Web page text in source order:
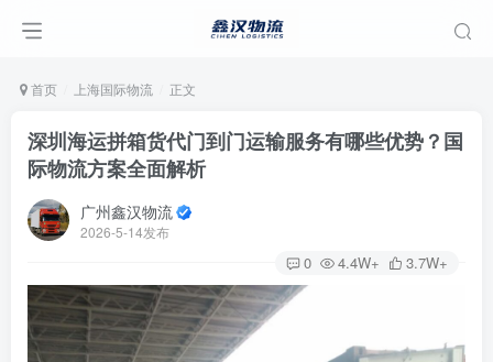
首页 上海国际物流 正文
深圳海运拼箱货代门到门运输服务有哪些优势？国
际物流方案全面解析
广州鑫汉物流
2026-5-14发布
0 4.4W+ 3.7W+